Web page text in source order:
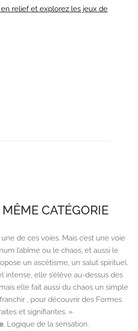
relief et explorez les jeux de
CATÉGORIE
de ces voies. Mais c’est une voie
l’abîme ou le chaos, et aussi le
un ascétisme, un salut spirituel.
intense, elle s’élève au-dessus des
elle fait aussi du chaos un simple
, pour découvrir des Formes
et signifiantes. »
, Logique de la sensation.